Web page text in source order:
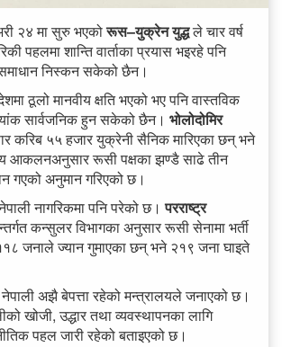
२४ मा सुरु भएकोरूस–युक्रेन युद्धले चार वर्ष
पहलमा शान्ति वार्ताका प्रयास भइरहे पनि
निस्कन सकेको छैन।
ठूलो मानवीय क्षति भएको भए पनि वास्तविक
सार्वजनिक हुन सकेको छैन। भोलोदोमिर
करिब ५५ हजार युक्रेनी सैनिक मारिएका छन् भने
आकलनअनुसार रूसी पक्षका झण्डै साढे तीन
गएको अनुमान गरिएको छ।
नागरिकमा पनि परेको छ।परराष्ट्र
कन्सुलर विभागका अनुसार रूसी सेनामा भर्ती
जनाले ज्यान गुमाएका छन् भने २१९ जना घाइते
अझै बेपत्ता रहेको मन्त्रालयले जनाएको छ।
खोजी, उद्धार तथा व्यवस्थापनका लागि
पहल जारी रहेको बताइएको छ।